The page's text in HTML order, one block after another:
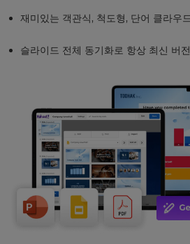
재미있는 객관식, 척도형, 단어 클라우
슬라이드 전체 동기화로 항상 최신 버